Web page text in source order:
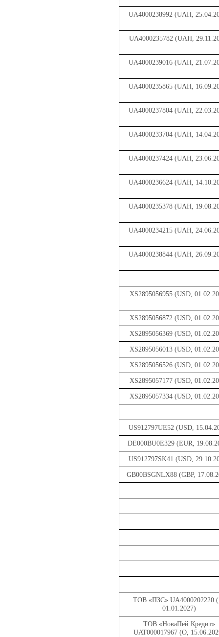
UA4000238992 (UAH,
UA4000235782 (UAH,
UA4000239016 (UAH,
UA4000235865 (UAH,
UA4000237804 (UAH,
UA4000233704 (UAH,
UA4000237424 (UAH,
UA4000236624 (UAH,
UA4000235378 (UAH,
UA4000234215 (UAH,
UA4000238844 (UAH,
XS2895056955 (USD,
XS2895056872 (USD,
XS2895056369 (USD,
XS2895056013 (USD,
XS2895056526 (USD,
XS2895057177 (USD,
XS2895057334 (USD,
US912797UE52 (USD,
DE000BU0E329 (EUR,
US912797SK41 (USD,
GB00BSGNLX88 (GBP,
ТОВ «ПЗС» UA4000202220
01.01.2027)
ТОВ «НоваПей Кредит»
UAT000017967 (O,